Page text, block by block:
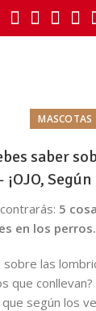
MASCOTAS
saber
¡OJO,
5
en los perros.
las
que
según los